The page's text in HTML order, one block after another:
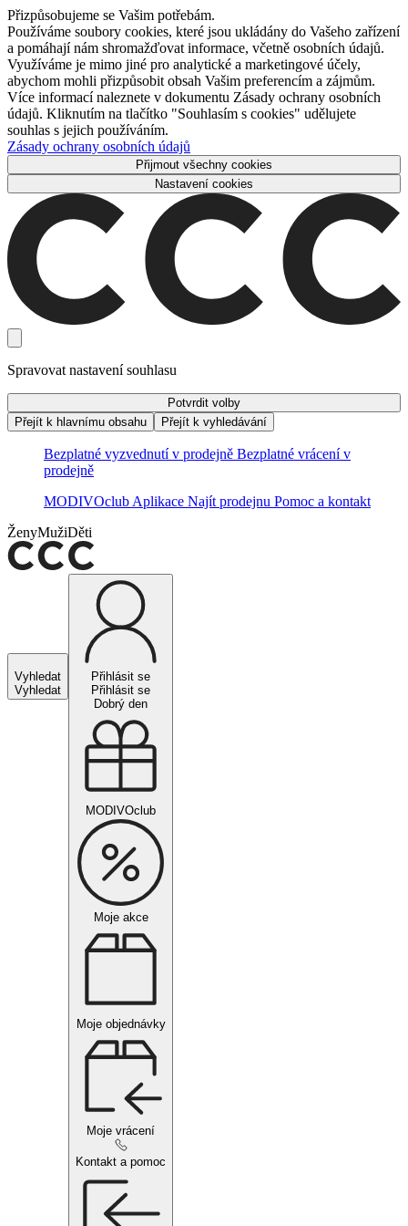
Přizpůsobujeme se Vašim potřebám.
Používáme soubory cookies, které jsou ukládány do Vašeho zařízení
a pomáhají nám shromažďovat informace, včetně osobních údajů.
Využíváme je mimo jiné pro analytické a marketingové účely,
abychom mohli přizpůsobit obsah Vašim preferencím a zájmům.
Více informací naleznete v dokumentu Zásady ochrany osobních
údajů. Kliknutím na tlačítko "Souhlasím s cookies" udělujete
souhlas s jejich používáním.
Zásady ochrany osobních údajů
Přijmout všechny cookies
Nastavení cookies
Spravovat nastavení souhlasu
Potvrdit volby
Přejít k hlavnímu obsahu
Přejít k vyhledávání
Bezplatné vyzvednutí v prodejně Bezplatné vrácení v
prodejně
MODIVOclub Aplikace Najít prodejnu Pomoc a kontakt
ŽenyMužiDěti
Vyhledat
Vyhledat
Přihlásit se
Přihlásit se
Dobrý den
MODIVOclub
Moje akce
Moje objednávky
Moje vrácení
Kontakt a pomoc